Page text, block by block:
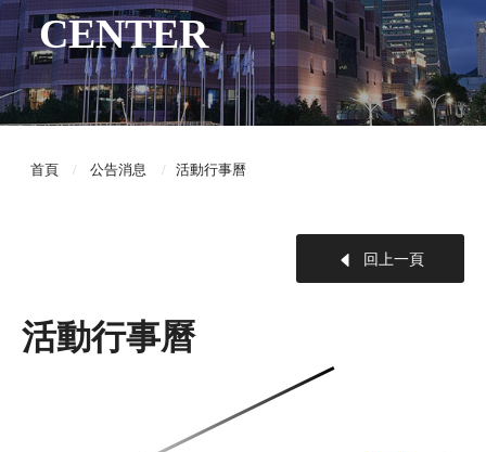
CENTER
首頁 公告消息 活動行事曆
回上一頁
活動行事曆